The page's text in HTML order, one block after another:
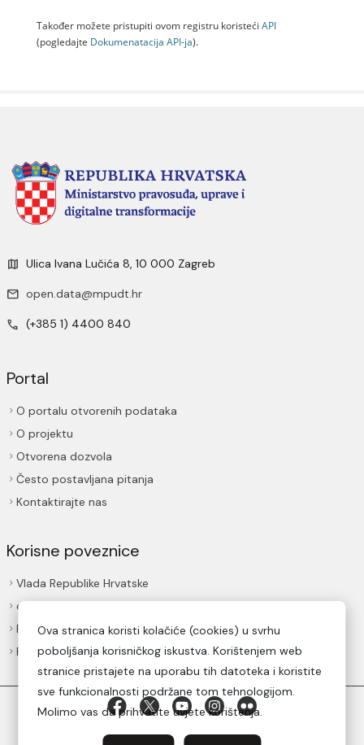
Također možete pristupiti ovom registru koristeći API
(pogledajte Dokumenаtаcijа API-jа).